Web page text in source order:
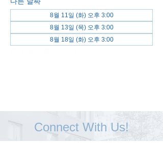
8월 11일 (화) 오후 3:00
8월 13일 (목) 오후 3:00
8월 18일 (화) 오후 3:00
Connect With Us!